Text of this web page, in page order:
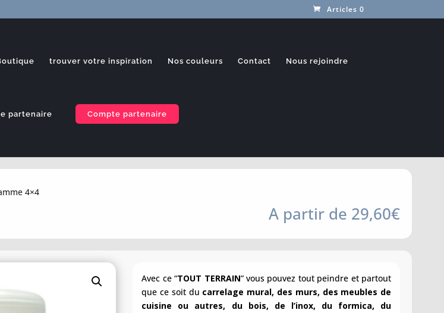
Articles 0
trouver votre inspiration Nos couleurs Contact Nous rejoindre
partenaire Compte partenaire
4×4
À partir de 29,60€
Avec ce “TOUT TERRAIN” vous pouvez tout peindre et partout
que ce soit du carrelage mural, des murs, des meubles de
cuisine ou autres, du bois, de l’inox, du formica, du